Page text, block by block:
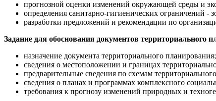
прогнозной оценки изменений окружающей среды и
определения санитарно-гигиенических ограничений
разработки предложений и рекомендации по
Задание для обоснования документов территориального
назначение документа территориального планирования;
сведения о местоположении и границах
предварительные сведения по схемам
сведения о планах и программах комплексного
требования к прогнозу изменений природных и